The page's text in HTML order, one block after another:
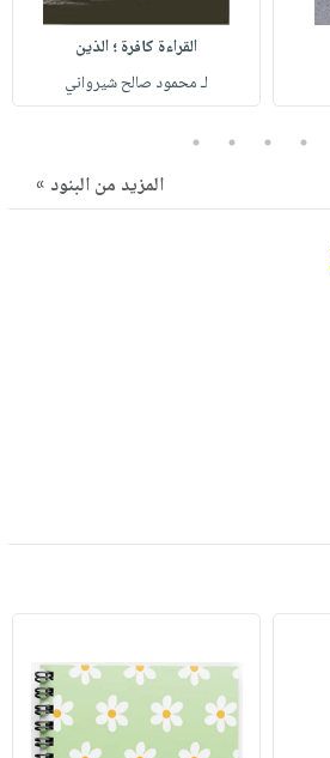
القراءة كافرة ؛ الذين
لـ محمود صالح شيرواني
2
3
4
5
المزيد من البنود »